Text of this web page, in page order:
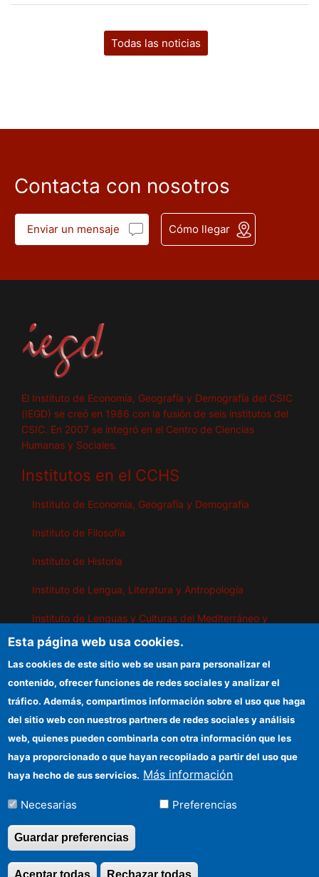
Todas las noticias
Contacta con nosotros
Enviar un mensaje Cómo llegar
El Instituto de Economía, Geografía y Demografía del CSIC
(IEGD) se creó en 1986 con la fusión de seis institutos del
CSIC. En 2007 se integró en el Centro de Ciencias
Humanas y Sociales.
Institutos en el CCHS
Instituto de Economía, Geografía y Demografía
Instituto de Filosofía
Instituto de Historia
Instituto de Lengua, Literatura y Antropología
Instituto de Lenguas y Culturas del Mediterráneo y
Instituto de Políticas y Bienes Públicos
IEGD
Sede electrónica CSIC
Organismos financiadores
Información para proveedores
Cómo llegar
Esta página web usa cookies.
Las cookies de este sitio web se usan para personalizar el
contenido, ofrecer funciones de redes sociales y analizar el
tráfico. Además, compartimos información sobre el uso que haga
del sitio web con nuestros partners de redes sociales y análisis
web, quienes pueden combinarla con otra información que les
haya proporcionado o que hayan recopilado a partir del uso que
haya hecho de sus servicios. Más información
Necesarias Preferencias
Guardar preferencias
Rechazar todas
Aceptar todas